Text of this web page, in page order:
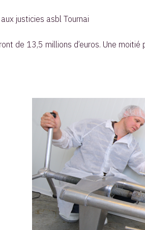
justicies asbl Tournai
de 13,5 millions d’euros. Une